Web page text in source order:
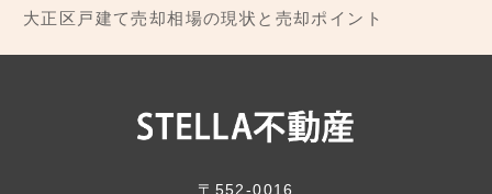
大正区戸建て売却相場の現状と売却ポイント
〒552-0016